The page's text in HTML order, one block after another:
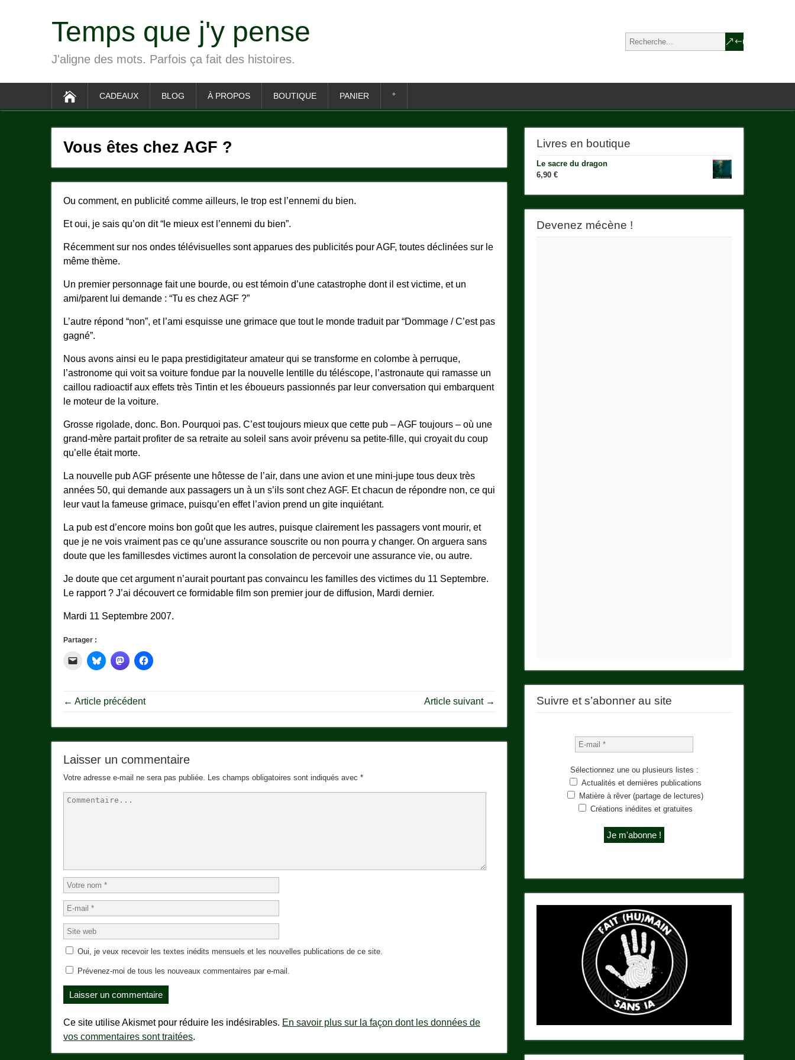
Temps que j'y pense
J'aligne des mots. Parfois ça fait des histoires.
CADEAUX BLOG À PROPOS BOUTIQUE PANIER °
Vous êtes chez AGF ?
Ou comment, en publicité comme ailleurs, le trop est l’ennemi du bien.
Et oui, je sais qu’on dit “le mieux est l’ennemi du bien”.
Récemment sur nos ondes télévisuelles sont apparues des publicités pour AGF, toutes déclinées sur le
même thème.
Un premier personnage fait une bourde, ou est témoin d’une catastrophe dont il est victime, et un
ami/parent lui demande : “Tu es chez AGF ?”
L’autre répond “non”, et l’ami esquisse une grimace que tout le monde traduit par “Dommage / C’est pas
gagné”.
Nous avons ainsi eu le papa prestidigitateur amateur qui se transforme en colombe à perruque,
l’astronome qui voit sa voiture fondue par la nouvelle lentille du téléscope, l’astronaute qui ramasse un
caillou radioactif aux effets très Tintin et les éboueurs passionnés par leur conversation qui embarquent
le moteur de la voiture.
Grosse rigolade, donc. Bon. Pourquoi pas. C’est toujours mieux que cette pub – AGF toujours – où une
grand-mère partait profiter de sa retraite au soleil sans avoir prévenu sa petite-fille, qui croyait du coup
qu’elle était morte.
La nouvelle pub AGF présente une hôtesse de l’air, dans une avion et une mini-jupe tous deux très
années 50, qui demande aux passagers un à un s’ils sont chez AGF. Et chacun de répondre non, ce qui
leur vaut la fameuse grimace, puisqu’en effet l’avion prend un gite inquiétant.
La pub est d’encore moins bon goût que les autres, puisque clairement les passagers vont mourir, et
que je ne vois vraiment pas ce qu’une assurance souscrite ou non pourra y changer. On arguera sans
doute que les famillesdes victimes auront la consolation de percevoir une assurance vie, ou autre.
Je doute que cet argument n’aurait pourtant pas convaincu les familles des victimes du 11 Septembre.
Le rapport ? J’ai découvert ce formidable film son premier jour de diffusion, Mardi dernier.
Mardi 11 Septembre 2007.
Partager :
← Article précédent Article suivant →
Laisser un commentaire
Votre adresse e-mail ne sera pas publiée. Les champs obligatoires sont indiqués avec *
Oui, je veux recevoir les textes inédits mensuels et les nouvelles publications de ce site.
Prévenez-moi de tous les nouveaux commentaires par e-mail.
Ce site utilise Akismet pour réduire les indésirables. En savoir plus sur la façon dont les données de
vos commentaires sont traitées.
Livres en boutique
Le sacre du dragon
6,90 €
Devenez mécène !
Suivre et s’abonner au site
Sélectionnez une ou plusieurs listes :
Actualités et dernières publications
Matière à rêver (partage de lectures)
Créations inédites et gratuites